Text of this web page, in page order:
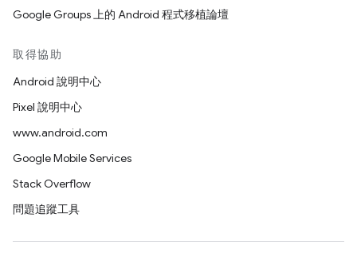
Google Groups 上的 Android 程式移植論壇
取得協助
Android 說明中心
Pixel 說明中心
www.android.com
Google Mobile Services
Stack Overflow
問題追蹤工具